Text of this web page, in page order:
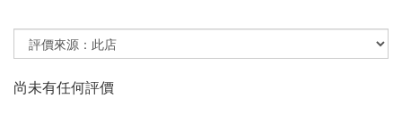
尚未有任何評價